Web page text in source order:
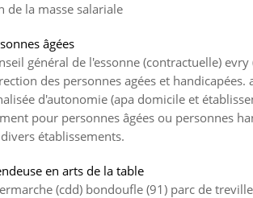
de la masse salariale
âgées
général de l'essonne (contractuelle)
des personnes agées et
d'autonomie (apa domicile et
pour personnes âgées ou personnes
établissements.
en arts de la table
(cdd) bondoufle (91) parc de